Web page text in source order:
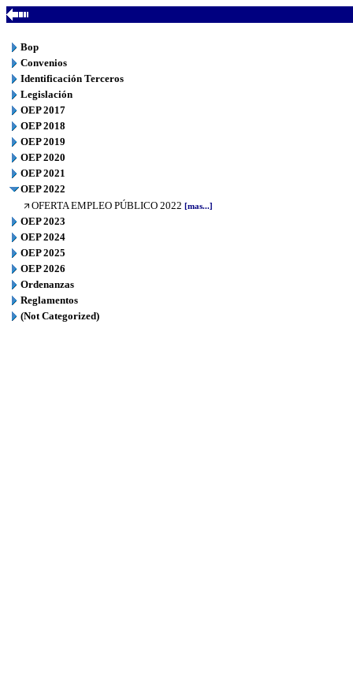
Bop
Convenios
Identificación Terceros
Legislación
OEP 2017
OEP 2018
OEP 2019
OEP 2020
OEP 2021
OEP 2022
OFERTA EMPLEO PÚBLICO 2022 [mas...]
OEP 2023
OEP 2024
OEP 2025
OEP 2026
Ordenanzas
Reglamentos
(Not Categorized)